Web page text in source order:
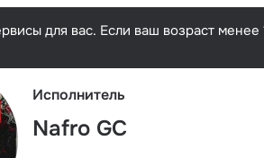
для вас. Если ваш возраст
Исполнитель
Nafro GC